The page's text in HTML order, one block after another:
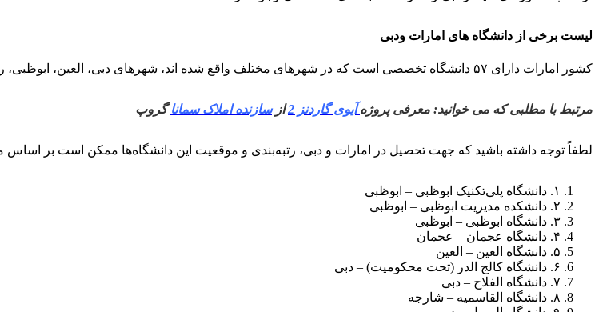
لیست برخی از دانشگاه های امارات ودبی
کشور امارات دارای ۵۷ دانشگاه تخصصی است که در شهرهای مختلف واقع شده اند، شهرهای دبی، العین، ابوظبی، راس الخیمه، شارجه، عمان ، همگی دارای دانشگاه های خود هستند.
مرتبط با مطلبی که می خوانید: معرفی پروژهآیوی گاردنز 2 ازسازنده املاک سماناگروپ
لطفاً توجه داشته باشید که جهت تحصیل در امارات و دبی، رتبه‌بندی و موقعیت این دانشگاه‌ها ممکن است بر اساس
۱. دانشگاه پلی‌تکنیک ابوظبی – ابوظبی
۲. دانشکده مدیریت ابوظبی – ابوظبی
۳. دانشگاه ابوظبی – ابوظبی
۴. دانشگاه عجمان – عجمان
۵. دانشگاه العین – العین
۶. دانشگاه کالج الدر (تحت محکومیت) – دبی
۷. دانشگاه الفلاح – دبی
۸. دانشگاه القاسمیه – شارجه